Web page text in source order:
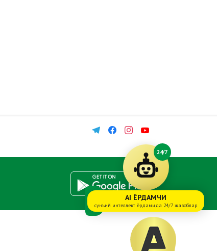
24/7
AI ЁРДАМЧИ
сунъий интеллект ёрдамида 24/7 жавоблар